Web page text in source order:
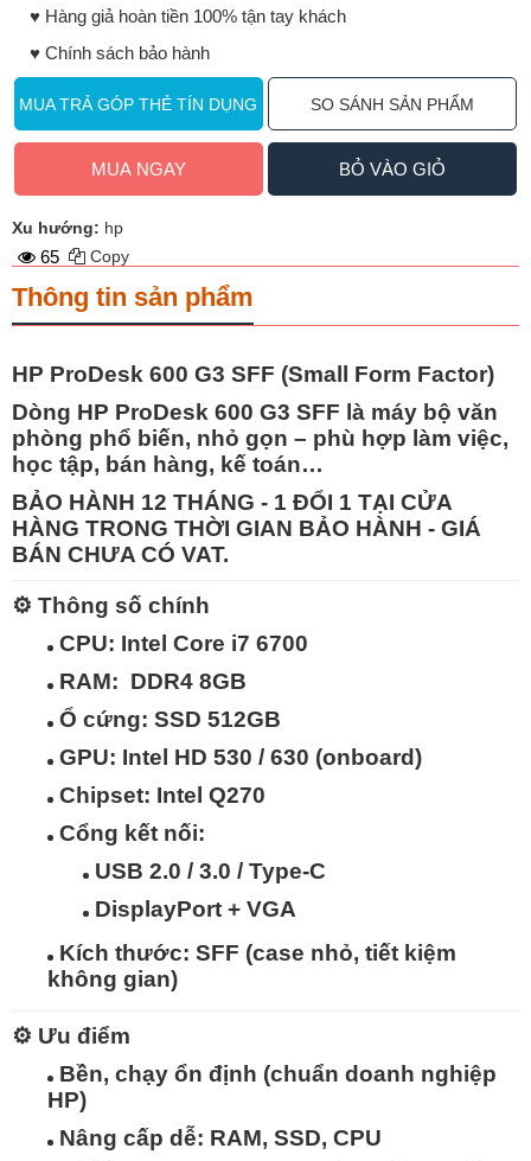
♥️ Hàng giả hoàn tiền 100% tận tay khách
♥️ Chính sách bảo hành
MUA TRẢ GÓP THẺ TÍN DỤNG SO SÁNH SẢN PHẨM
MUA NGAY BỎ VÀO GIỎ
Xu hướng: hp
65 Copy
Thông tin sản phẩm
HP ProDesk 600 G3 SFF (Small Form Factor)
Dòng HP ProDesk 600 G3 SFF là máy bộ văn
phòng phổ biến, nhỏ gọn – phù hợp làm việc,
học tập, bán hàng, kế toán…
BẢO HÀNH 12 THÁNG - 1 ĐỔI 1 TẠI CỬA
HÀNG TRONG THỜI GIAN BẢO HÀNH - GIÁ
BÁN CHƯA CÓ VAT.
⚙️ Thông số chính
CPU: Intel Core i7 6700
RAM: DDR4 8GB
Ổ cứng: SSD 512GB
GPU: Intel HD 530 / 630 (onboard)
Chipset: Intel Q270
Cổng kết nối:
USB 2.0 / 3.0 / Type-C
DisplayPort + VGA
Kích thước: SFF (case nhỏ, tiết kiệm
không gian)
⚙️ Ưu điểm
Bền, chạy ổn định (chuẩn doanh nghiệp
HP)
Nâng cấp dễ: RAM, SSD, CPU